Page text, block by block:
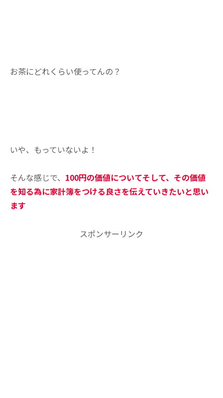
お茶にどれくらい使ってんの？
いや、もっていないよ！
そんな感じで、 100円の価値についてそして、その価値
を知る為に家計簿をつける良さを伝えていきたいと思い
ます
スポンサーリンク